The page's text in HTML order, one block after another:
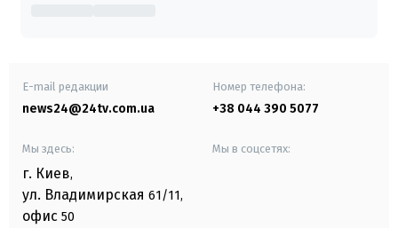
E-mail редакции
news24@24tv.com.ua
Номер телефона:
+38 044 390 5077
Мы здесь:
г. Киев,
ул. Владимирская 61/11,
офис 50
Мы в соцсетях: